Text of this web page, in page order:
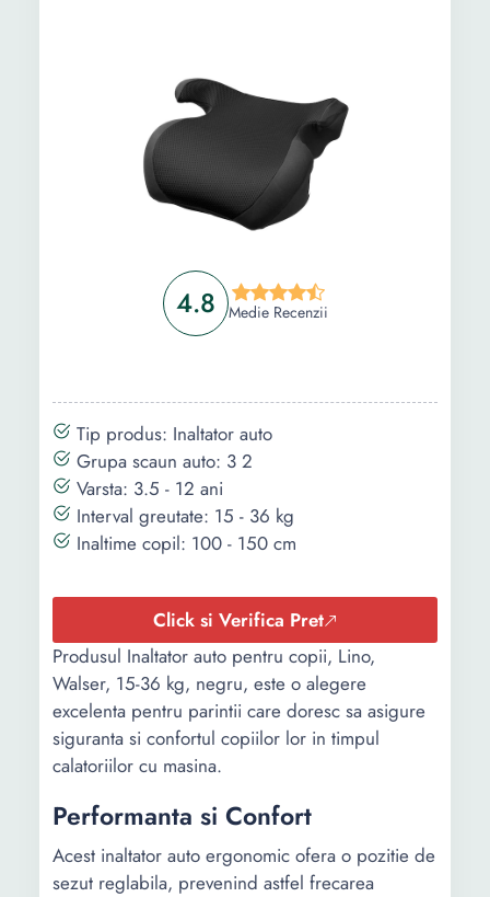
4.8 Medie Recenzii
Tip produs: Inaltator auto
Grupa scaun auto: 3 2
Varsta: 3.5 - 12 ani
Interval greutate: 15 - 36 kg
Inaltime copil: 100 - 150 cm
Click si Verifica Pret
Produsul Inaltator auto pentru copii, Lino,
Walser, 15-36 kg, negru, este o alegere
excelenta pentru parintii care doresc sa asigure
siguranta si confortul copiilor lor in timpul
calatoriilor cu masina.
Performanta si Confort
Acest inaltator auto ergonomic ofera o pozitie de
sezut reglabila, prevenind astfel frecarea